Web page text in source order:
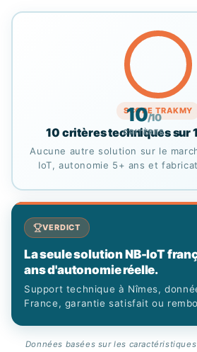
10/10
CRITÈRES
SCORE TRAKMY
10 critères techniques sur
Aucune autre solution sur le
IoT, autonomie 5+ ans et
VERDICT
La seule solution NB-IoT
ans d'autonomie réelle.
Support technique à Nîmes,
France, garantie satisfait ou
Données basées sur les